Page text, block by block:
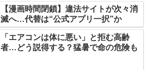
【漫画時間閉鎖】違法サイトが次々消
滅へ…代替は“公式アプリ一択”か
「エアコンは体に悪い」と拒む高齢
者…どう説得する？猛暑で命の危険も